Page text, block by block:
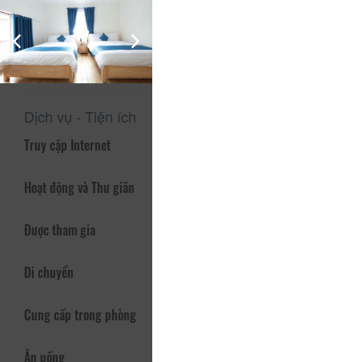
sang trọng- tiện nghi. Một không gian sân vườn lãng mạn,
yên tĩnh , với 1 nhóm các bạn có thể tổ chức những buổi ăn
ngoài trời vô cùng ấm cúng.
Dịch vụ - Tiện ích
Truy cập Internet
Hoạt động và Thư giãn
Được tham gia
Di chuyển
Cung cấp trong phòng
Ăn uống